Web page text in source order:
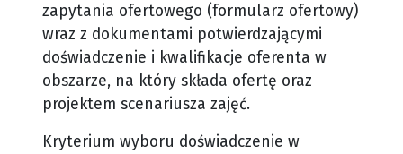
zapytania ofertowego (formularz ofertowy)
wraz z dokumentami potwierdzającymi
doświadczenie i kwalifikacje oferenta w
obszarze, na który składa ofertę oraz
projektem scenariusza zajęć.
Kryterium wyboru doświadczenie w